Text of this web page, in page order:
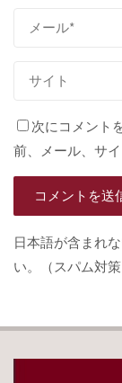
次にコメント
前、メール、サイ
日本語が含まれ
い。（スパム対策